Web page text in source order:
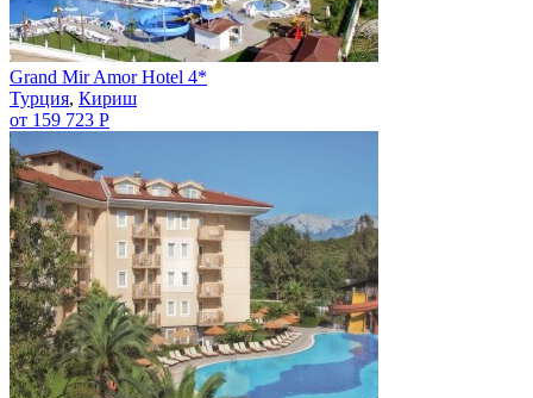
Grand Mir Amor Hotel 4*
Турция, Кириш
от 159 723 Р